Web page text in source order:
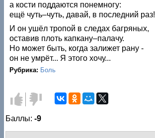
а кости поддаются понемногу:
ещё чуть–чуть, давай, в последний раз!
И он ушёл тропой в следах багряных,
оставив плоть капкану–палачу.
Но может быть, когда залижет рану -
он не умрёт... Я этого хочу...
Рубрика: Боль
Голос
за!
Голос
против!
Баллы:-9